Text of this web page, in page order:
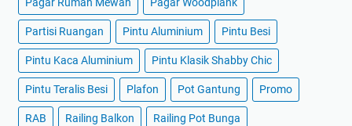
Pagar Rumah Mewah Pagar Woodplank
Partisi Ruangan Pintu Aluminium Pintu Besi
Pintu Kaca Aluminium Pintu Klasik Shabby Chic
Pintu Teralis Besi Plafon Pot Gantung Promo
RAB Railing Balkon Railing Pot Bunga